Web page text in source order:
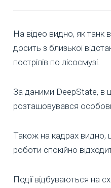
На відео видно, як танк
досить з близької
пострілів по лісосмузі.
За даними DeepState, в
розташовувався
Також на кадрах видно,
роботи спокійно
Події відбуваються на